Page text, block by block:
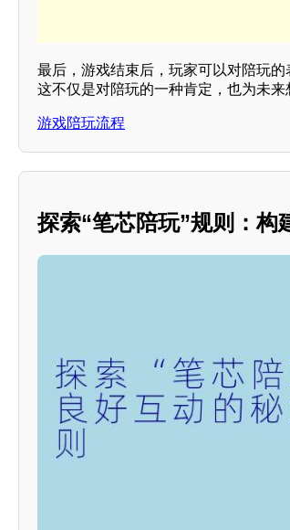
最后，游戏结束后，玩家可以对陪玩
这不仅是对陪玩的一种肯定，也为未来
游戏陪玩流程
探索“笔芯陪玩”规则：构